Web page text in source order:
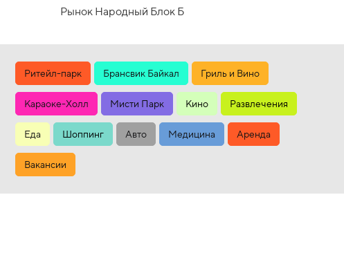
Рынок Народный Блок Б
Ритейл-парк Брансвик Байкал Гриль и Вино
Караоке-Холл Мисти Парк Кино Развлечения
Еда Шоппинг Авто Медицина Аренда
Вакансии